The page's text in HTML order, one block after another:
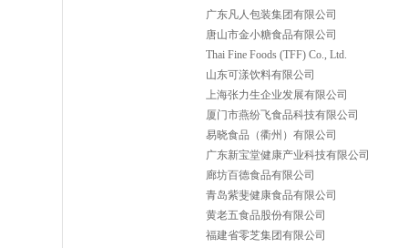
广东凡人包装集团有限公司
唐山市金小糖食品有限公司
Thai Fine Foods (TFF) Co., Ltd.
山东可漾饮料有限公司
上海张力生企业发展有限公司
厦门市燕纷飞食品科技有限公司
易晓食品（衢州）有限公司
广东新宝堂健康产业科技有限公司
廊坊百德食品有限公司
青岛紫斐健康食品有限公司
黄老五食品股份有限公司
福建省零芝集团有限公司